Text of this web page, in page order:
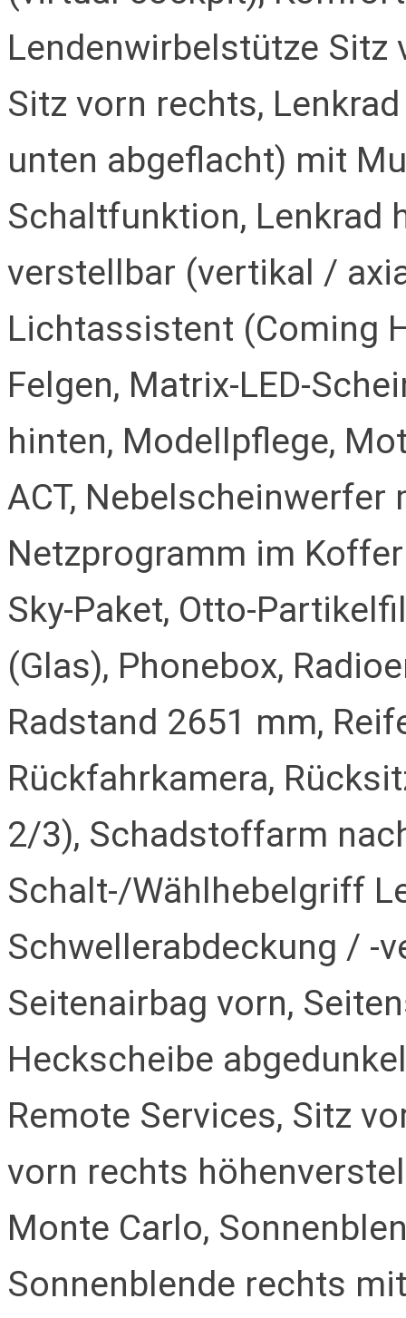
Lendenwirbelstütze Sitz
Sitz vorn rechts,
unten abgeflacht) mit
Schaltfunktion, Lenkrad
verstellbar (vertikal /
Lichtassistent (Coming
Felgen, Matrix-LED-
hinten, Modellpflege,
ACT, Nebelscheinwerfer
Netzprogramm im
Sky-Paket, Otto-
(Glas), Phonebox,
Radstand 2651 mm,
Rückfahrkamera,
2/3), Schadstoffarm
Schalt-/Wählhebelgriff
Schwellerabdeckung / -
Seitenairbag vorn,
Heckscheibe
Remote Services, Sitz
vorn rechts
Monte Carlo,
Sonnenblende rechts